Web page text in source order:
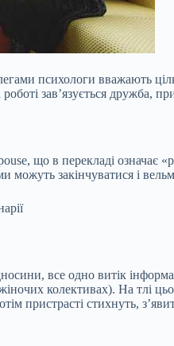
психологи вважають
зав’язується дружба,
що в перекладі означає
можуть закінчуватися і
все одно витік
колективах). На тлі
пристрасті стихнуть,